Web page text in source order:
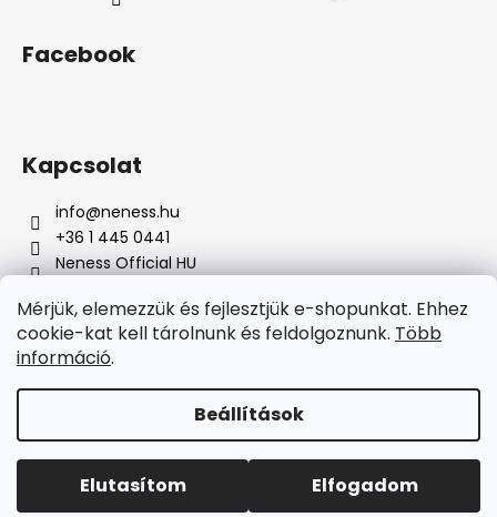
Mérjük, elemezzük és fejlesztjük e-shopunkat. Ehhez
cookie-kat kell tárolnunk és feldolgoznunk. Több
információ.
Beállítások
Elutasítom Elfogadom
Facebook
Kapcsolat
info@neness.hu
+36 1 445 0441
Neness Official HU
Á
u
e
r
e
Copyright 2026Neness Official HU. Minden jog